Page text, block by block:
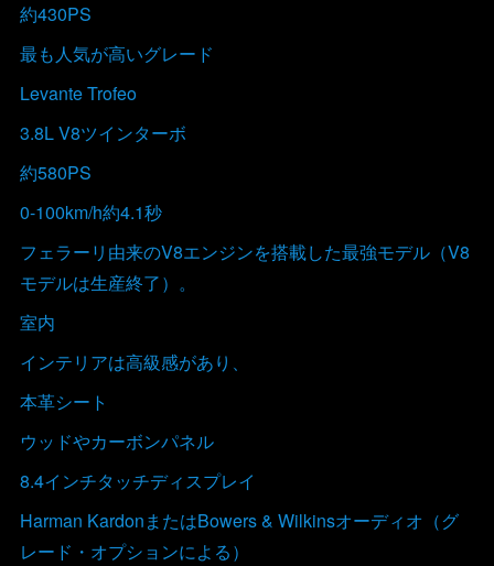
約430PS
最も人気が高いグレード
Levante Trofeo
3.8L V8ツインターボ
約580PS
0-100km/h約4.1秒
フェラーリ由来のV8エンジンを搭載した最強モデル（V8
モデルは生産終了）。
室内
インテリアは高級感があり、
本革シート
ウッドやカーボンパネル
8.4インチタッチディスプレイ
Harman KardonまたはBowers & Wilkinsオーディオ（グ
レード・オプションによる）